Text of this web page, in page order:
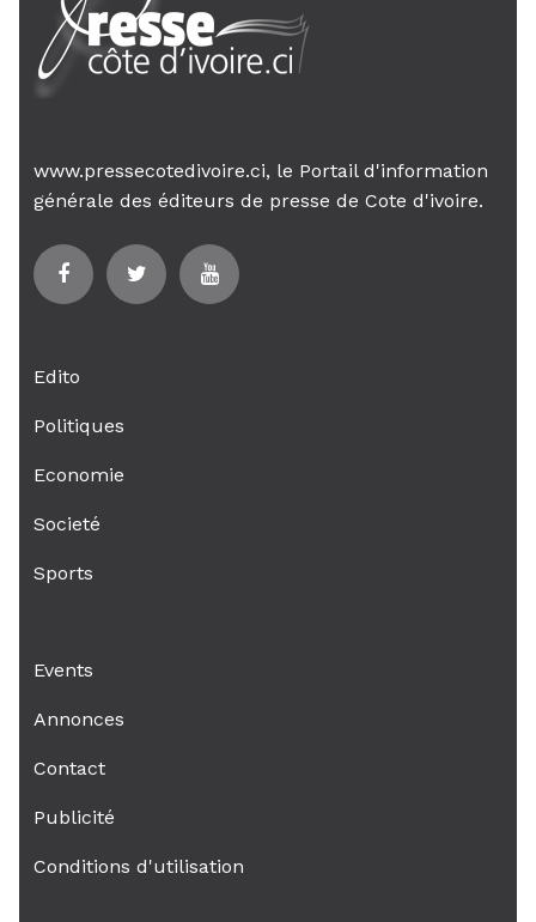
www.pressecotedivoire.ci, le Portail d'information
générale des éditeurs de presse de Cote d'ivoire.
Edito
Politiques
Economie
Societé
Sports
Events
Annonces
Contact
Publicité
Conditions d'utilisation